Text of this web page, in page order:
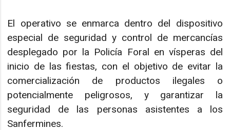
El operativo se enmarca dentro del dispositivo
especial de seguridad y control de mercancías
desplegado por la Policía Foral en vísperas del
inicio de las fiestas, con el objetivo de evitar la
comercialización de productos ilegales o
potencialmente peligrosos, y garantizar la
seguridad de las personas asistentes a los
Sanfermines.